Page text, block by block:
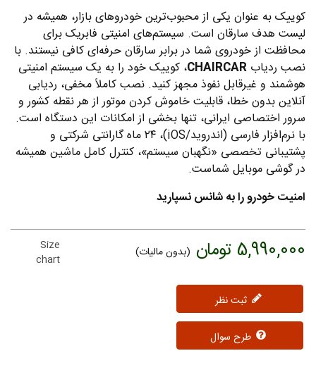
کوییک به عنوان یکی از محبوب‌ترین خودروهای بازار، همیشه در
لیست هدف سارقان است. سیستم‌های امنیتی فابریک برای
محافظت از خودروی شما در برابر سارقان حرفه‌ای کافی نیستند. با
نصب ردیاب CHAIRCAR، کوییک خود را به یک سیستم امنیتی
هوشمند و غیرقابل نفوذ مجهز کنید. نصب کاملاً مخفی، ردیابی
آنلاین بدون خطا، قابلیت خاموش کردن موتور از هر نقطه کشور و
سرور اختصاصی ایرانی، تنها بخشی از امکانات این دستگاه است.
با نرم‌افزار فارسی (اندروید/iOS)، ۲۴ ماه گارانتی شرکتی و
پشتیبانی تخصصی «نگهبان سیستم»، کنترل کامل ماشین همیشه
در گوشی موبایل شماست.
امنیت خودرو را به شانس نسپارید
5,990,000 تومان (بدون مالیات)
ثبت نظر
Size
chart